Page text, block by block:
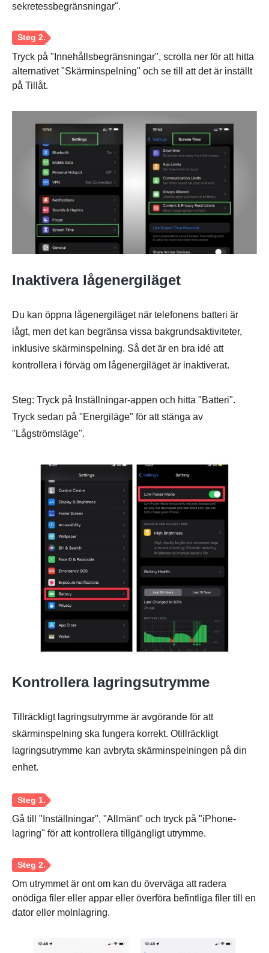
Steg 1.
sekretessbegränsningar".
Steg 2.
Tryck på "Innehållsbegränsningar", scrolla ner för att hitta
alternativet "Skärminspelning" och se till att det är inställt
på Tillåt.
Inaktivera lågenergiläget
Du kan öppna lågenergiläget när telefonens batteri är
lågt, men det kan begränsa vissa bakgrundsaktiviteter,
inklusive skärminspelning. Så det är en bra idé att
kontrollera i förväg om lågenergiläget är inaktiverat.
Steg: Tryck på Inställningar-appen och hitta "Batteri".
Tryck sedan på "Energiläge" för att stänga av
"Lågströmsläge".
Kontrollera lagringsutrymme
Tillräckligt lagringsutrymme är avgörande för att
skärminspelning ska fungera korrekt. Otillräckligt
lagringsutrymme kan avbryta skärminspelningen på din
enhet.
Gå till "Inställningar", "Allmänt" och tryck på "iPhone-
lagring" för att kontrollera tillgängligt utrymme.
Om utrymmet är ont om kan du överväga att radera
onödiga filer eller appar eller överföra befintliga filer till en
dator eller molnlagring.